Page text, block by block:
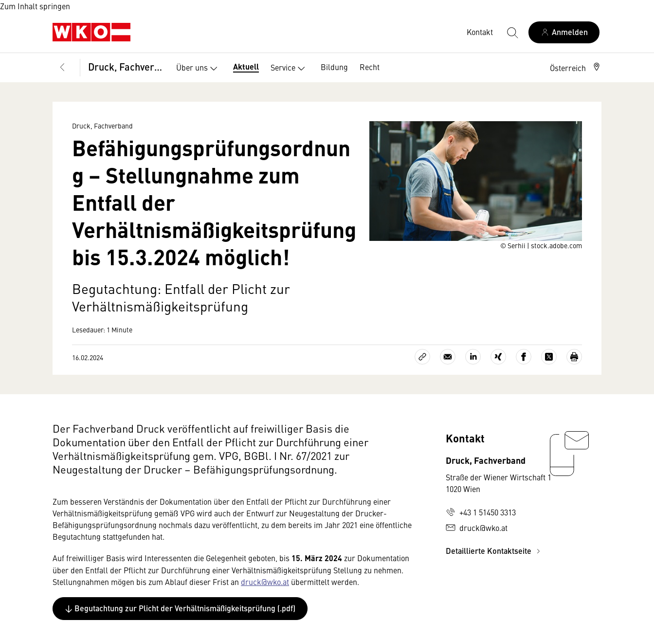
Zum Inhalt springen
Kontakt Anmelden
Druck, Fachverband Über uns Aktuell Service Bildung Recht Österreich
© Serhii | stock.adobe.com
Druck, Fachverband
Befähigungsprüfungsordnun
g – Stellungnahme zum
Entfall der
Verhältnismäßigkeitsprüfung
bis 15.3.2024 möglich!
Begutachtung: Entfall der Plicht zur
Verhältnismäßigkeitsprüfung
Lesedauer: 1 Minute
16.02.2024
Der Fachverband Druck veröffentlicht auf freiwilliger Basis die
Dokumentation über den Entfall der Pflicht zur Durchführung einer
Verhältnismäßigkeitsprüfung gem. VPG, BGBl. I Nr. 67/2021 zur
Neugestaltung der Drucker – Befähigungsprüfungsordnung.
Zum besseren Verständnis der Dokumentation über den Entfall der Pflicht zur Durchführung einer
Verhältnismäßigkeitsprüfung gemäß VPG wird auch der Entwurf zur Neugestaltung der Drucker-
Befähigungsprüfungsordnung nochmals dazu veröffentlicht, zu dem bereits im Jahr 2021 eine öffentliche
Begutachtung stattgefunden hat.
Auf freiwilliger Basis wird Interessenten die Gelegenheit geboten, bis 15. März 2024 zur Dokumentation
über den Entfall der Pflicht zur Durchführung einer Verhältnismäßigkeitsprüfung Stellung zu nehmen.
Stellungnahmen mögen bis zum Ablauf dieser Frist an druck@wko.at übermittelt werden.
↓ Begutachtung zur Plicht der Verhältnismäßigkeitsprüfung (.pdf)
Kontakt
Druck, Fachverband
Straße der Wiener Wirtschaft 1
1020 Wien
+43 1 51450 3313
druck@wko.at
Detaillierte Kontaktseite